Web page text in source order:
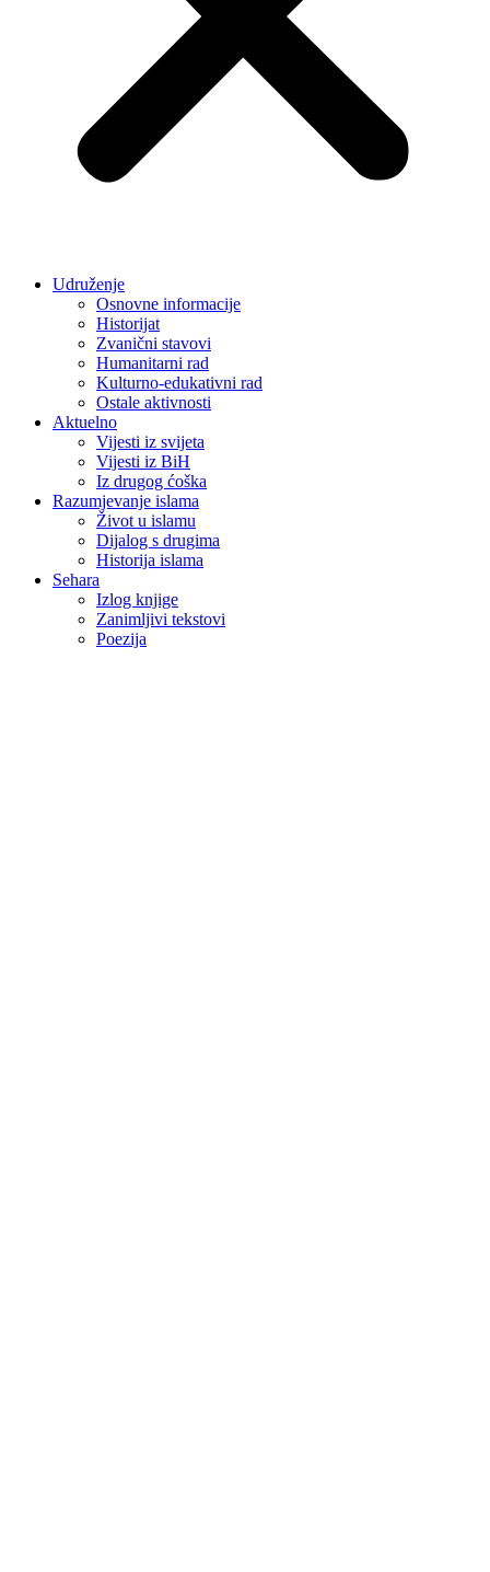
Udruženje
Osnovne informacije
Historijat
Zvanični stavovi
Humanitarni rad
Kulturno-edukativni rad
Ostale aktivnosti
Aktuelno
Vijesti iz svijeta
Vijesti iz BiH
Iz drugog ćoška
Razumjevanje islama
Život u islamu
Dijalog s drugima
Historija islama
Sehara
Izlog knjige
Zanimljivi tekstovi
Poezija